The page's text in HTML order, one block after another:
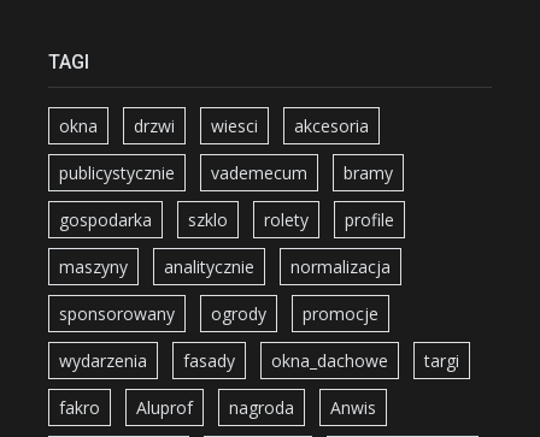
TAGI
okna drzwi wiesci akcesoria
publicystycznie vademecum bramy
gospodarka szklo rolety profile
maszyny analitycznie normalizacja
sponsorowany ogrody promocje
wydarzenia fasady okna_dachowe targi
fakro Aluprof nagroda Anwis